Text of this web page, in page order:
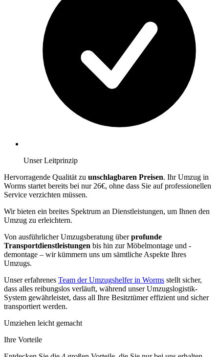
Unser Leitprinzip
Hervorragende Qualität zu unschlagbaren Preisen. Ihr Umzug in
Worms startet bereits bei nur 26€, ohne dass Sie auf professionellen
Service verzichten müssen.
Wir bieten ein breites Spektrum an Dienstleistungen, um Ihnen den
Umzug zu erleichtern.
Von ausführlicher Umzugsberatung überprofunde
Transportdienstleistungen bis hin zur Möbelmontage und -
demontage – wir kümmern uns um sämtliche Aspekte Ihres
Umzugs.
Unser erfahrenes Team der Umzugshelfer in Worms stellt sicher,
dass alles reibungslos verläuft, während unser Umzugslogistik-
System gewährleistet, dass all Ihre Besitztümer effizient und sicher
transportiert werden.
Umziehen leicht gemacht
Ihre Vorteile